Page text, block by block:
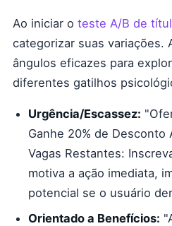
Ao iniciar o teste A/B de
categorizar suas variações.
ângulos eficazes para
diferentes gatilhos
Urgência/Escassez:
Ganhe 20% de Desconto
Vagas Restantes:
motiva a ação imediata,
potencial se o usuário
Orientado a Benefícios: